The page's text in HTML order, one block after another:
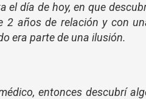
el día de hoy, en que
2 años de relación y con
era parte de una ilusión.
entonces descubrí